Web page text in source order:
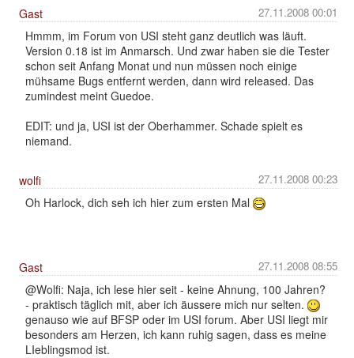
27.11.2008 00:01
Gast
Hmmm, im Forum von USI steht ganz deutlich was läuft.
Version 0.18 ist im Anmarsch. Und zwar haben sie die Tester
schon seit Anfang Monat und nun müssen noch einige
mühsame Bugs entfernt werden, dann wird released. Das
zumindest meint Guedoe.
EDIT: und ja, USI ist der Oberhammer. Schade spielt es
niemand.
27.11.2008 00:23
wolfi
Oh Harlock, dich seh ich hier zum ersten Mal
27.11.2008 08:55
Gast
@Wolfi: Naja, ich lese hier seit - keine Ahnung, 100 Jahren?
- praktisch täglich mit, aber ich äussere mich nur selten.
genauso wie auf BFSP oder im USI forum. Aber USI liegt mir
besonders am Herzen, ich kann ruhig sagen, dass es meine
LIeblingsmod ist.